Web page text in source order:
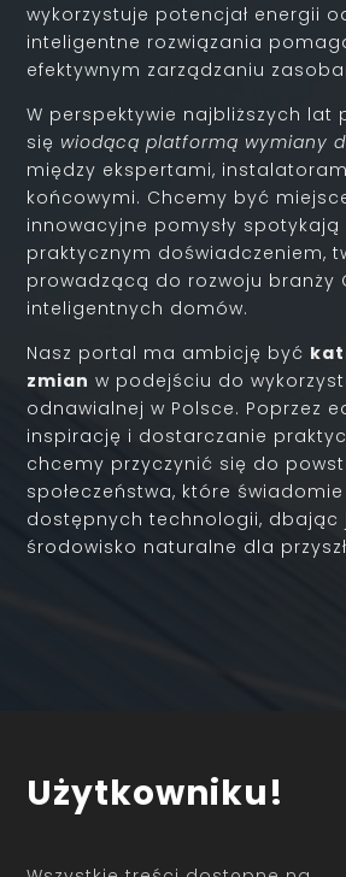
wykorzystuje potencjał energii
inteligentne rozwiązania
efektywnym zarządzaniu
W perspektywie najbliższych lat
się wiodącą platformą wymiany
między ekspertami,
końcowymi. Chcemy być
innowacyjne pomysły spotykają
praktycznym doświadczeniem,
prowadzącą do rozwoju branży
inteligentnych domów.
Nasz portal ma ambicję być
zmian w podejściu do
odnawialnej w Polsce. Poprzez
inspirację i dostarczanie
chcemy przyczynić się do
społeczeństwa, które
dostępnych technologii, dbając
środowisko naturalne dla
Użytkowniku!